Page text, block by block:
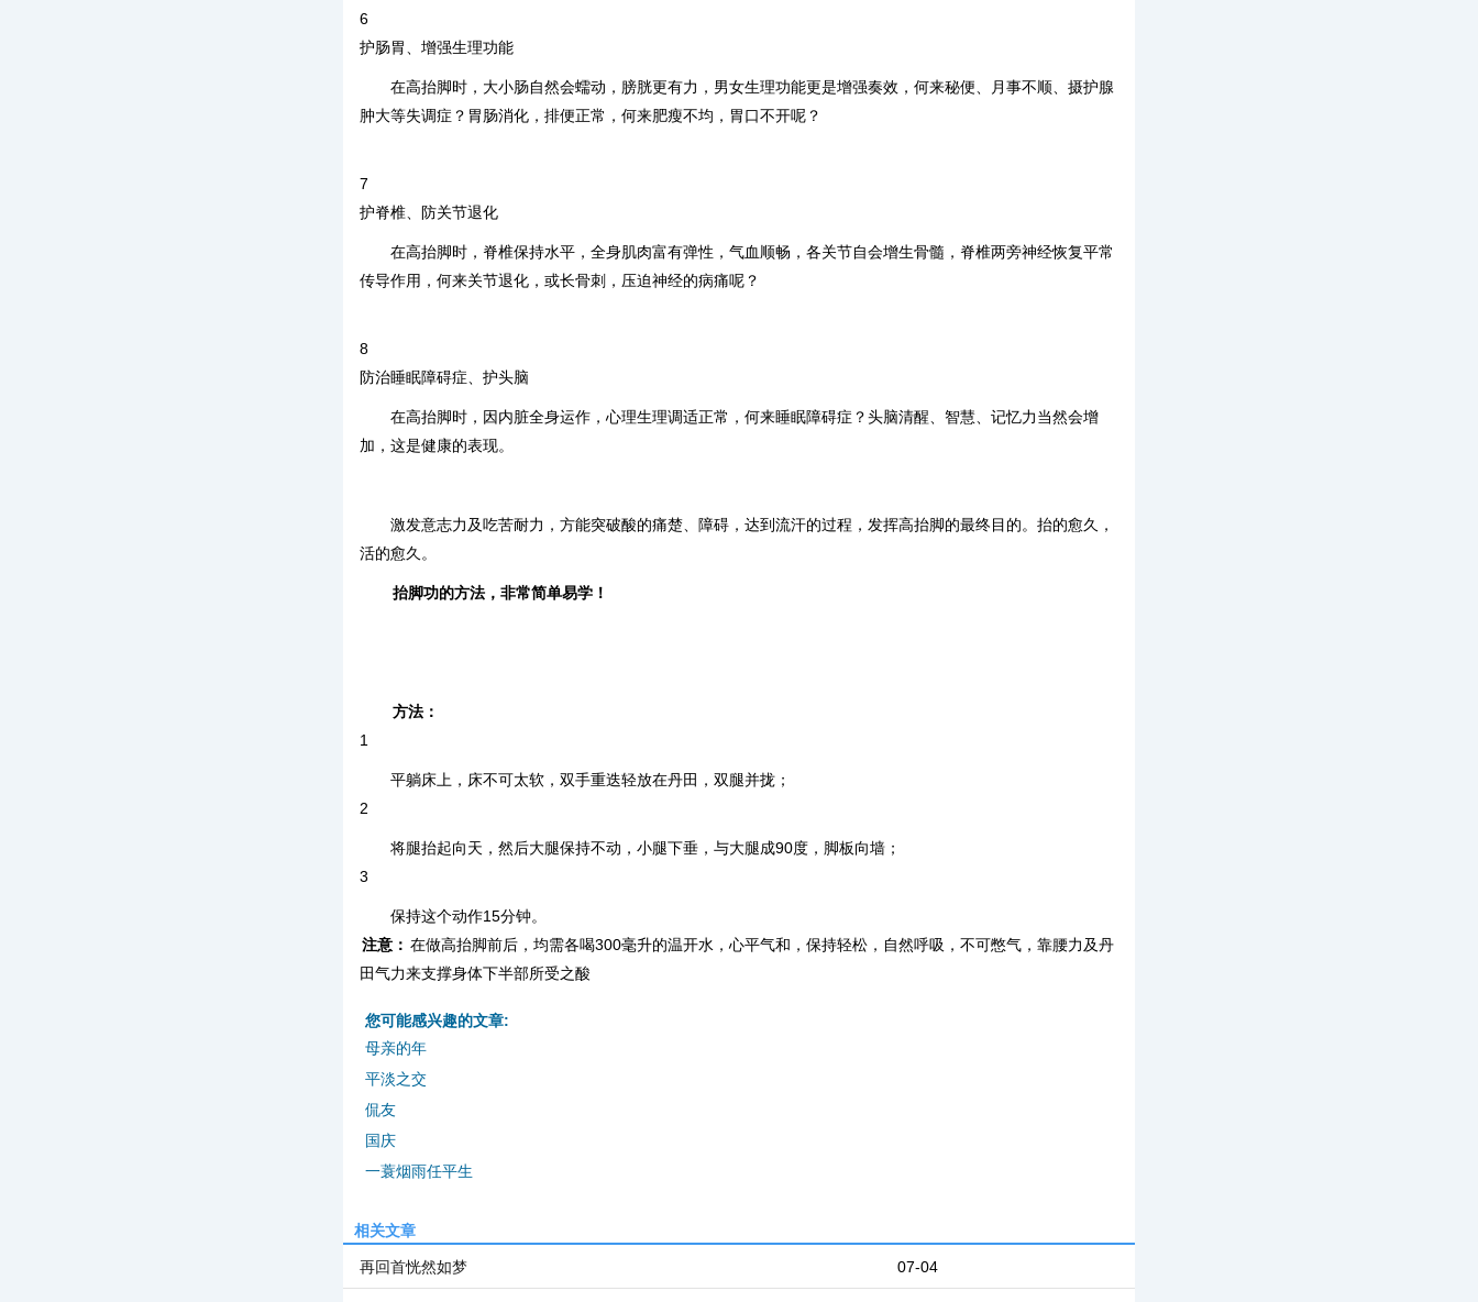
6
护肠胃、增强生理功能
在高抬脚时，大小肠自然会蠕动，膀胱更有力，男女生理功能更是增强奏效，何来秘便、月事不顺、摄护腺
肿大等失调症？胃肠消化，排便正常，何来肥瘦不均，胃口不开呢？
7
护脊椎、防关节退化
在高抬脚时，脊椎保持水平，全身肌肉富有弹性，气血顺畅，各关节自会增生骨髓，脊椎两旁神经恢复平常
传导作用，何来关节退化，或长骨刺，压迫神经的病痛呢？
8
防治睡眠障碍症、护头脑
在高抬脚时，因内脏全身运作，心理生理调适正常，何来睡眠障碍症？头脑清醒、智慧、记忆力当然会增
加，这是健康的表现。
激发意志力及吃苦耐力，方能突破酸的痛楚、障碍，达到流汗的过程，发挥高抬脚的最终目的。抬的愈久，
活的愈久。
抬脚功的方法，非常简单易学！
方法：
1
平躺床上，床不可太软，双手重迭轻放在丹田，双腿并拢；
2
将腿抬起向天，然后大腿保持不动，小腿下垂，与大腿成90度，脚板向墙；
3
保持这个动作15分钟。
注意： 在做高抬脚前后，均需各喝300毫升的温开水，心平气和，保持轻松，自然呼吸，不可憋气，靠腰力及丹
田气力来支撑身体下半部所受之酸
您可能感兴趣的文章:
母亲的年
平淡之交
侃友
国庆
一蓑烟雨任平生
相关文章
07-04
再回首恍然如梦